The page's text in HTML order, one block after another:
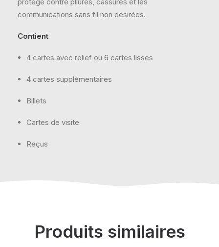
communications sans fil non désirées.
Contient
4 cartes avec relief ou 6 cartes lisses
4 cartes supplémentaires
Billets
Cartes de visite
Reçus
Produits similaires